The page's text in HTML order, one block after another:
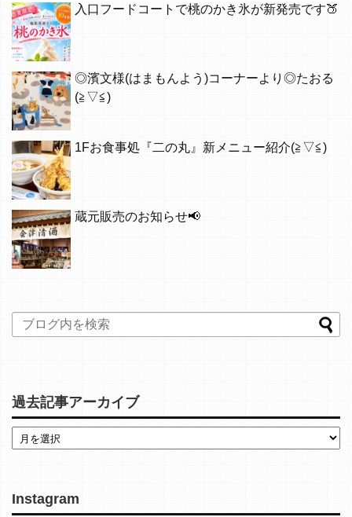
入口フードコートで桃のかき氷が新発売です🍑
◎濱文様(はまもんよう)コーナーより◎たおる
(≧▽≦)
1Fお食事処『二の丸』新メニュー紹介(≧▽≦)
蔵元販売のお知らせ📢
過去記事アーカイブ
Instagram